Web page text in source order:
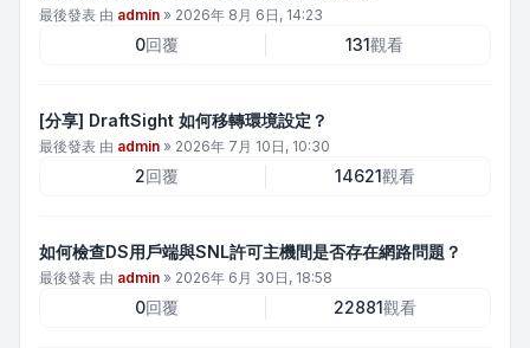
最後發表 由 admin » 2026年 8月 6日, 14:23
0回覆 131觀看
[分享] DraftSight 如何移轉環境設定？
最後發表 由 admin » 2026年 7月 10日, 10:30
2回覆 14621觀看
如何檢查DS用戶端與SNL許可主機間是否存在網路問題？
最後發表 由 admin » 2026年 6月 30日, 18:58
0回覆 22881觀看